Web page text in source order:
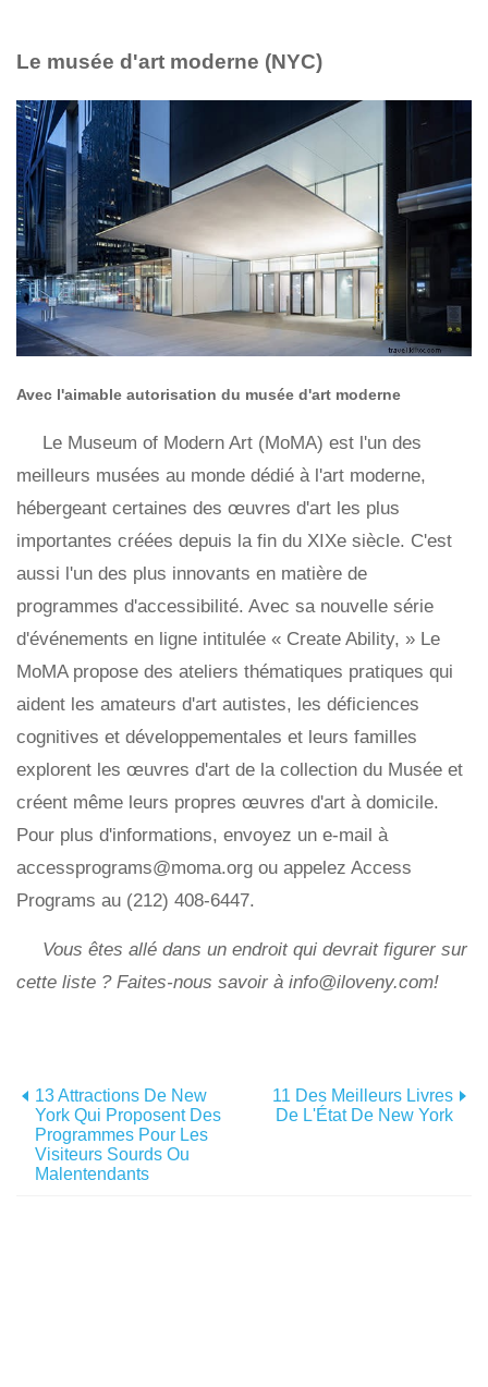
Le musée d'art moderne (NYC)
Avec l'aimable autorisation du musée d'art moderne
Le Museum of Modern Art (MoMA) est l'un des
meilleurs musées au monde dédié à l'art moderne,
hébergeant certaines des œuvres d'art les plus
importantes créées depuis la fin du XIXe siècle. C'est
aussi l'un des plus innovants en matière de
programmes d'accessibilité. Avec sa nouvelle série
d'événements en ligne intitulée « Create Ability, » Le
MoMA propose des ateliers thématiques pratiques qui
aident les amateurs d'art autistes, les déficiences
cognitives et développementales et leurs familles
explorent les œuvres d'art de la collection du Musée et
créent même leurs propres œuvres d'art à domicile.
Pour plus d'informations, envoyez un e-mail à
accessprograms@moma.org ou appelez Access
Programs au (212) 408-6447.
Vous êtes allé dans un endroit qui devrait figurer sur
cette liste ? Faites-nous savoir à info@iloveny.com!
13 Attractions De New
York Qui Proposent Des
Programmes Pour Les
Visiteurs Sourds Ou
Malentendants
11 Des Meilleurs Livres
De L'État De New York